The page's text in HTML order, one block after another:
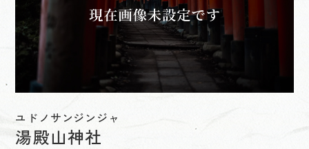
ユドノサンジンジャ
湯殿山神社